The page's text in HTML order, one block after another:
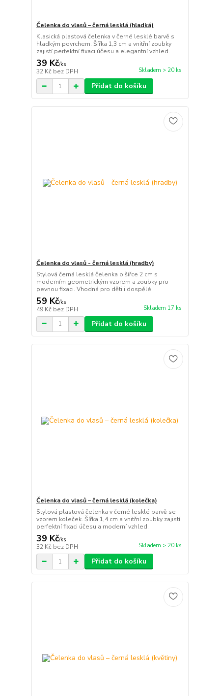
Čelenka do vlasů – černá lesklá (hladká)
Klasická plastová čelenka v černé lesklé barvě s
hladkým povrchem. Šířka 1,3 cm a vnitřní zoubky
zajistí perfektní fixaci účesu a elegantní vzhled.
39 Kč/ks
32 Kč bez DPH Skladem > 20 ks
Přidat do košíku
Čelenka do vlasů - černá lesklá (hradby)
Stylová černá lesklá čelenka o šířce 2 cm s
moderním geometrickým vzorem a zoubky pro
pevnou fixaci. Vhodná pro děti i dospělé.
59 Kč/ks
49 Kč bez DPH Skladem 17 ks
Přidat do košíku
Čelenka do vlasů – černá lesklá (kolečka)
Stylová plastová čelenka v černé lesklé barvě se
vzorem koleček. Šířka 1,4 cm a vnitřní zoubky zajistí
perfektní fixaci účesu a moderní vzhled.
39 Kč/ks
32 Kč bez DPH Skladem > 20 ks
Přidat do košíku